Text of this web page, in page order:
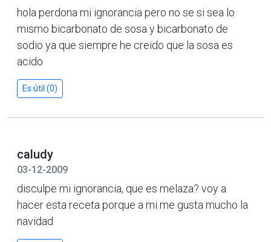
hola perdona mi ignorancia pero no se si sea lo
mismo bicarbonato de sosa y bicarbonato de
sodio ya que siempre he creido que la sosa es
acido
Es útil (0)
caludy
03-12-2009
disculpe mi ignorancia, que es melaza? voy a
hacer esta receta porque a mi me gusta mucho la
navidad